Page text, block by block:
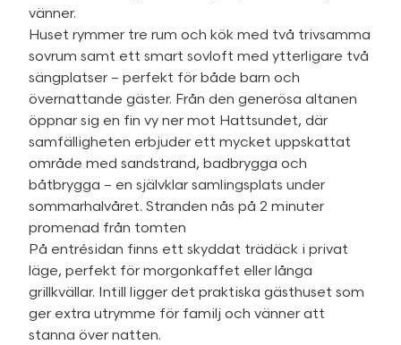
vänner.
Huset rymmer tre rum och kök med två trivsamma
sovrum samt ett smart sovloft med ytterligare två
sängplatser – perfekt för både barn och
övernattande gäster. Från den generösa altanen
öppnar sig en fin vy ner mot Hattsundet, där
samfälligheten erbjuder ett mycket uppskattat
område med sandstrand, badbrygga och
båtbrygga – en självklar samlingsplats under
sommarhalvåret. Stranden nås på 2 minuter
promenad från tomten
På entrésidan finns ett skyddat trädäck i privat
läge, perfekt för morgonkaffet eller långa
grillkvällar. Intill ligger det praktiska gästhuset som
ger extra utrymme för familj och vänner att
stanna över natten.